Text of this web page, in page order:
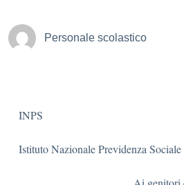
Personale scolastico
INPS
Istituto Nazionale Previdenza Sociale